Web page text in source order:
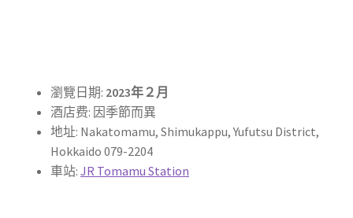
瀏覽日期: 2023年２月
酒店费: 因季節而異
地址: Nakatomamu, Shimukappu, Yufutsu District,
Hokkaido 079-2204
車站: JR Tomamu Station